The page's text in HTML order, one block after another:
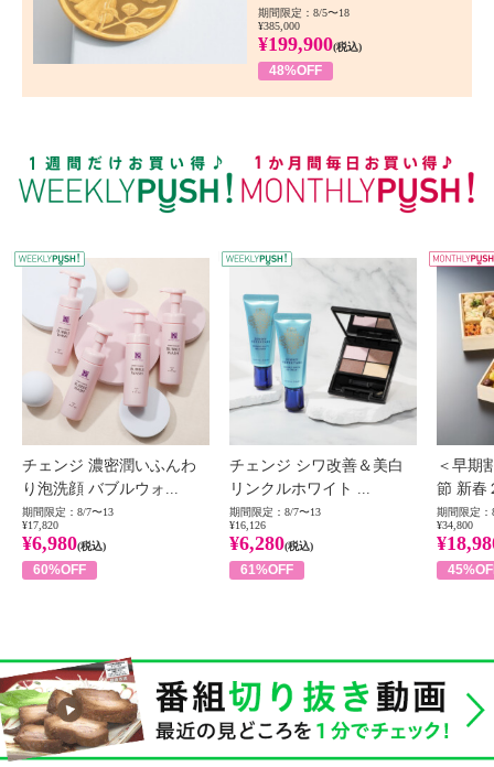
期間限定：8/5〜18
¥385,000
¥199,900(税込)
48%OFF
WEEKLY PUSH
チェンジ 濃密潤いふんわ
り泡洗顔 バブルウォ...
期間限定：8/7〜13
¥17,820
¥6,980(税込)
60%OFF
チェンジ シワ改善＆美白
リンクルホワイト ...
期間限定：8/7〜13
¥16,126
¥6,280(税込)
61%OFF
＜早期
節 新春
期間限定：
¥34,800